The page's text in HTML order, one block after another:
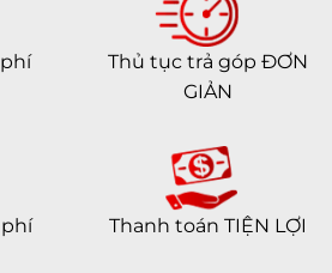
Thủ tục trả góp ĐƠN
GIẢN
Thanh toán TIỆN LỢI